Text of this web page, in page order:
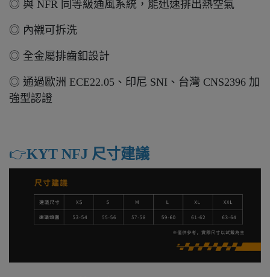
◎ 與 NFR 同等級通風系統，能迅速排出熱空氣
◎ 內襯可拆洗
◎ 全金屬排齒釦設計
◎ 通過歐洲 ECE22.05、印尼 SNI、台灣 CNS2396 加
強型認證
👉️KYT NFJ 尺寸建議